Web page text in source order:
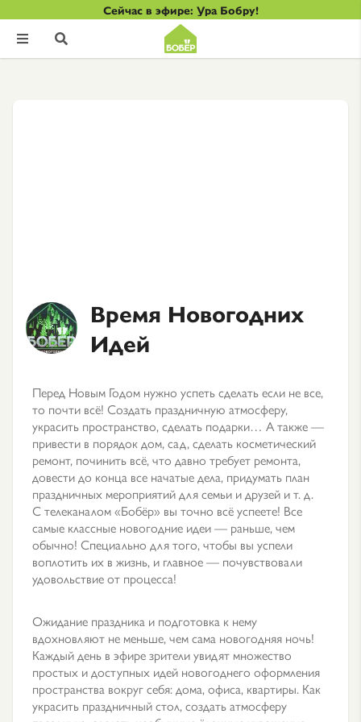
Сейчас в эфире: Ура Бобру!
 
Время Новогодних
Идей
Перед Новым Годом нужно успеть сделать если не все,
то почти всё! Создать праздничную атмосферу,
украсить пространство, сделать подарки… А также —
привести в порядок дом, сад, сделать косметический
ремонт, починить всё, что давно требует ремонта,
довести до конца все начатые дела, придумать план
праздничных мероприятий для семьи и друзей и т. д.
С телеканалом «Бобёр» вы точно всё успеете! Все
самые классные новогодние идеи — раньше, чем
обычно! Специально для того, чтобы вы успели
воплотить их в жизнь, и главное — почувствовали
удовольствие от процесса!
Ожидание праздника и подготовка к нему
вдохновляют не меньше, чем сама новогодняя ночь!
Каждый день в эфире зрители увидят множество
простых и доступных идей новогоднего оформления
пространства вокруг себя: дома, офиса, квартиры. Как
украсить праздничный стол, создать атмосферу